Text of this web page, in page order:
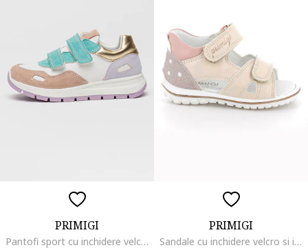
PRIMIGI
Pantofi sport cu inchidere velcro si garnituri contrastante, Alb optic/Roz prafuit/Verde persan
PRIMIGI
Sandale cu inchidere velcro si insertii din piele ecologica, Piersica/Roz prafuit